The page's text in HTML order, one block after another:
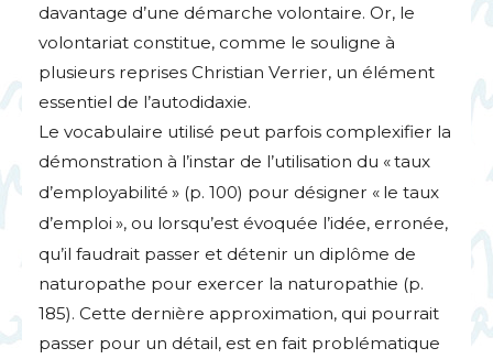
davantage d’une démarche volontaire. Or, le
volontariat constitue, comme le souligne à
plusieurs reprises Christian Verrier, un élément
essentiel de l’autodidaxie.
Le vocabulaire utilisé peut parfois complexifier la
démonstration à l’instar de l’utilisation du «taux
d’employabilité » (p. 100) pour désigner « le taux
d’emploi », ou lorsqu’est évoquée l’idée, erronée,
qu’il faudrait passer et détenir un diplôme de
naturopathe pour exercer la naturopathie (p.
185). Cette dernière approximation, qui pourrait
passer pour un détail, est en fait problématique